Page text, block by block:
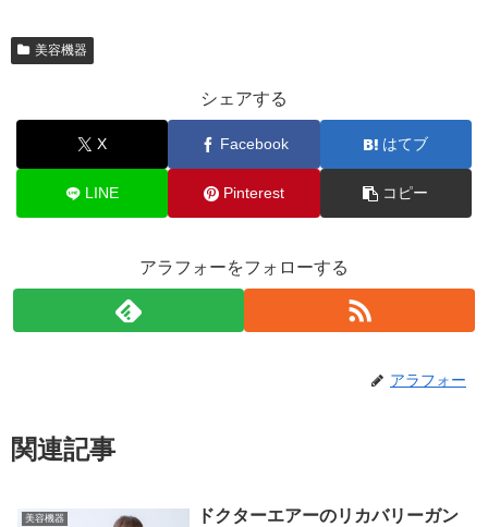
美容機器
シェアする
X Facebook はてブ
LINE Pinterest コピー
アラフォーをフォローする
アラフォー
関連記事
美容機器
ドクターエアーのリカバリーガン